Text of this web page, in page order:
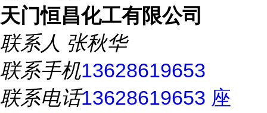
天门恒昌化工有限公司
联系人 张秋华
联系手机13628619653
联系电话13628619653 座